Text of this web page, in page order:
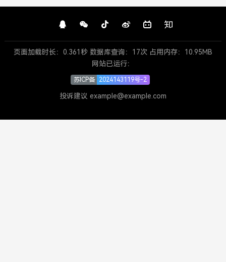
页面加载时长：0.361秒 数据库查询：17次 占用内存：10.95MB
网站已运行：
苏ICP备 2024143119号-2
投诉建议 example@example.com